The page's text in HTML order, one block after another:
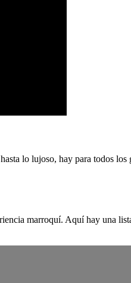
lo lujoso, hay para todos
marroquí. Aquí hay una